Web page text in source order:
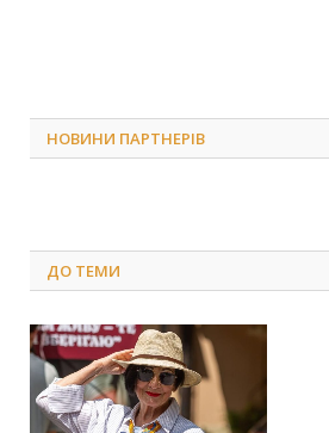
НОВИНИ ПАРТНЕРІВ
ДО ТЕМИ